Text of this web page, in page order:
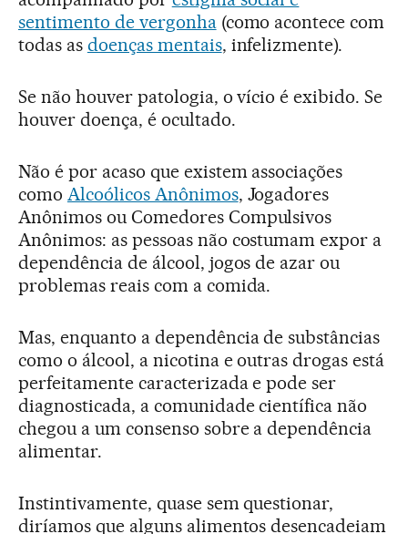
sentimento de vergonha(como acontece com
todas as doenças mentais, infelizmente).
Se não houver patologia, o vício é exibido. Se
houver doença, é ocultado.
Não é por acaso que existem associações
como Alcoólicos Anônimos, Jogadores
Anônimos ou Comedores Compulsivos
Anônimos: as pessoas não costumam expor a
dependência de álcool, jogos de azar ou
problemas reais com a comida.
Mas, enquanto a dependência de substâncias
como o álcool, a nicotina e outras drogas está
perfeitamente caracterizada e pode ser
diagnosticada, a comunidade científica não
chegou a um consenso sobre a dependência
alimentar.
Instintivamente, quase sem questionar,
diríamos que alguns alimentos desencadeiam